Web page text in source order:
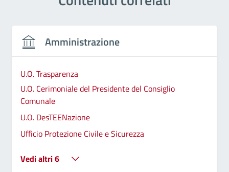
Amministrazione
U.O. Trasparenza
U.O. Cerimoniale del Presidente del Consiglio
Comunale
U.O. DesTEENazione
Ufficio Protezione Civile e Sicurezza
Vedi altri 6